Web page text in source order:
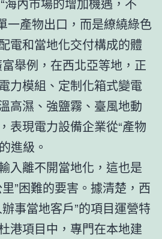
一產物出口，而是繚繞綠色
電和當地化交付構成的體
舉例，在西北亞等地，正
力模組、定制化箱式變電
高濕、強鹽霧、臺風地動
表現電力設備企業從“產物
進級。
入離不開當地化，這也是
”困難的要害。據清楚，西
事當地客戶”的項目運營特
港項目中，專門在本地建